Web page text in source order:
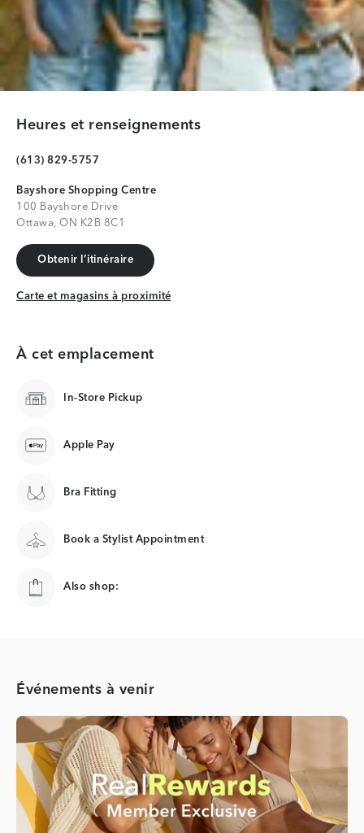
Heures et renseignements
(613) 829-5757
Bayshore Shopping Centre
100 Bayshore Drive
Ottawa, ON K2B 8C1
Obtenir l’itinéraire
Obtenir l’itinéraire
Carte et magasins à proximité
Carte et magasins à proximité
À cet emplacement
In-Store Pickup
Apple Pay
Bra Fitting
Book a Stylist Appointment
Also shop:
Événements à venir